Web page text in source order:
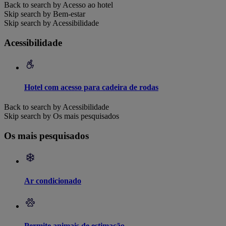
Back to search by Acesso ao hotel
Skip search by Bem-estar
Skip search by Acessibilidade
Acessibilidade
Hotel com acesso para cadeira de rodas
Back to search by Acessibilidade
Skip search by Os mais pesquisados
Os mais pesquisados
Ar condicionado